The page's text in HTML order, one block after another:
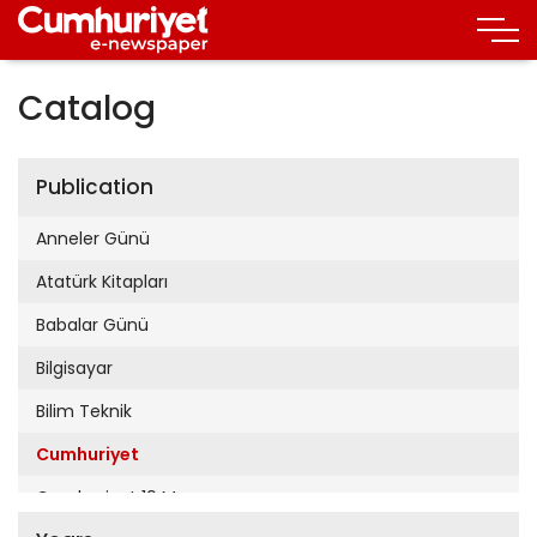
Catalog
Publication
Anneler Günü
Atatürk Kitapları
Babalar Günü
Bilgisayar
Bilim Teknik
Cumhuriyet
Cumhuriyet 19 Mayıs